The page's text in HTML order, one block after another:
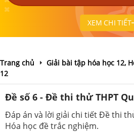
XEM CHI TIẾT
Trang chủ
Giải bài tập hóa học 12,
12
Đề số 6 - Đề thi thử THPT
Đáp án và lời giải chi tiết Đề thi
Hóa học đề trắc nghiệm.